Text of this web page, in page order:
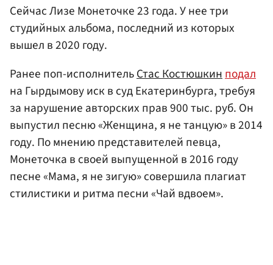
Сейчас Лизе Монеточке 23 года. У нее три
студийных альбома, последний из которых
вышел в 2020 году.
Ранее поп-исполнительСтас Костюшкинподал
на Гырдымову иск в суд Екатеринбурга, требуя
за нарушение авторских прав 900 тыс. руб. Он
выпустил песню «Женщина, я не танцую» в 2014
году. По мнению представителей певца,
Монеточка в своей выпущенной в 2016 году
песне «Мама, я не зигую» совершила плагиат
стилистики и ритма песни «Чай вдвоем».